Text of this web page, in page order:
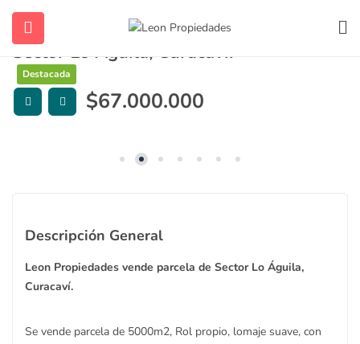
(Vendidas y Arrendadas)
Leon Propiedades vende parcela de
Sector Lo Águila, Curacaví.
Destacada
$67.000.000
Descripción General
Leon Propiedades vende parcela de Sector Lo Águila,
Curacaví.
Se vende parcela de 5000m2, Rol propio, lomaje suave, con